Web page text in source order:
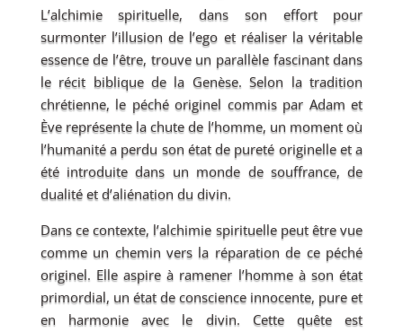
L’alchimie spirituelle, dans son effort pour
surmonter l’illusion de l’ego et réaliser la véritable
essence de l’être, trouve un parallèle fascinant dans
le récit biblique de la Genèse. Selon la tradition
chrétienne, le péché originel commis par Adam et
Ève représente la chute de l’homme, un moment où
l’humanité a perdu son état de pureté originelle et a
été introduite dans un monde de souffrance, de
dualité et d’aliénation du divin.
Dans ce contexte, l’alchimie spirituelle peut être vue
comme un chemin vers la réparation de ce péché
originel. Elle aspire à ramener l’homme à son état
primordial, un état de conscience innocente, pure et
en harmonie avec le divin. Cette quête est